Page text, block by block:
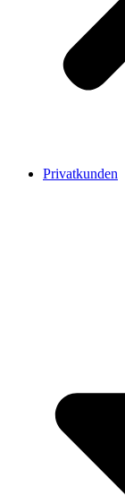
Privatkunden